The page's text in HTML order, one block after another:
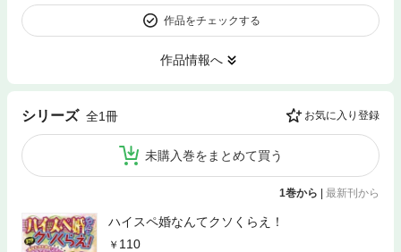
作品をチェックする
作品情報へ
シリーズ 全1冊 お気に入り登録
未購入巻をまとめて買う
1巻から | 最新刊から
ハイスペ婚なんてクソくらえ！
110